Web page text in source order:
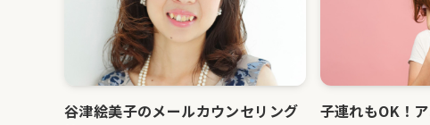
谷津絵美子のメールカウンセリング
子連れもOK！